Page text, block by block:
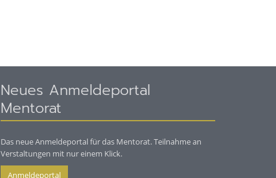
Neues Anmeldeportal
Mentorat
Das neue Anmeldeportal für das Mentorat. Teilnahme an
Verstaltungen mit nur einem Klick.
Anmeldeportal